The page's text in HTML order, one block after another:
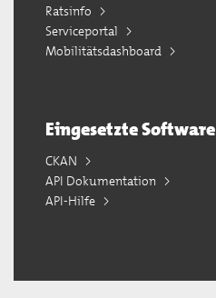
Ratsinfo
Serviceportal
Mobilitätsdashboard
Eingesetzte Software
CKAN
API Dokumentation
API-Hilfe